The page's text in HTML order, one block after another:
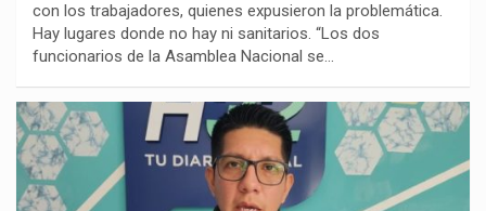
con los trabajadores, quienes expusieron la problemática.
Hay lugares donde no hay ni sanitarios. “Los dos
funcionarios de la Asamblea Nacional se…